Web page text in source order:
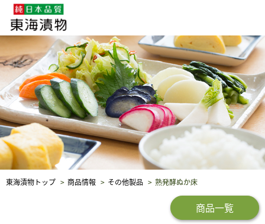
企業・採用情報 社会貢献 品質保証
東海漬物トップ 商品情報 その他製品 熟発酵ぬか床
商品一覧